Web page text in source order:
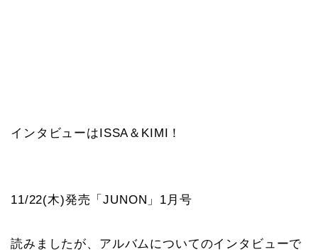
インタビューはISSA＆KIMI！
11/22(木)発売「JUNON」1月号
読みましたが、アルバムについてのインタビューで